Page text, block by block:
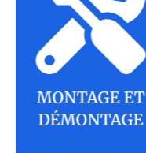
MONTAGE ET
DÉMONTAGE